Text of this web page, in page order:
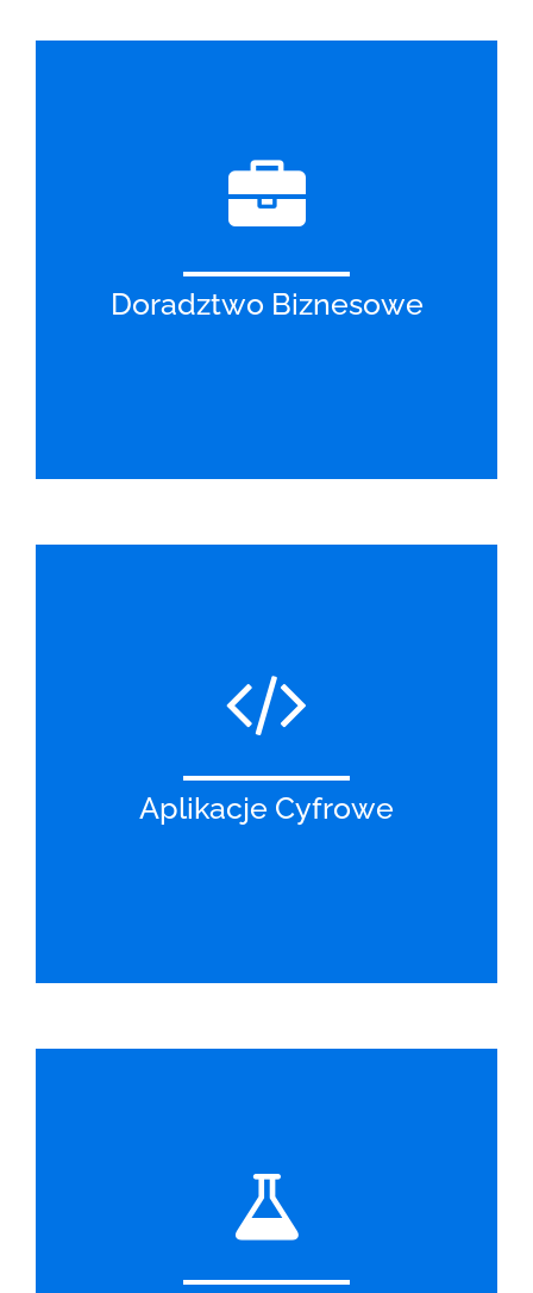
Doradztwo Biznesowe
Aplikacje Cyfrowe